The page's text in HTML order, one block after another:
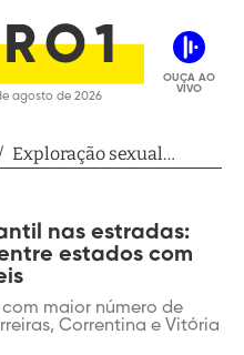
agosto de 2026
OUÇA AO
VIVO
Exploração sexual
entre estados com mais
pontos vulneráveis
nas estradas:
estados com
maior número de
Correntina e Vitória